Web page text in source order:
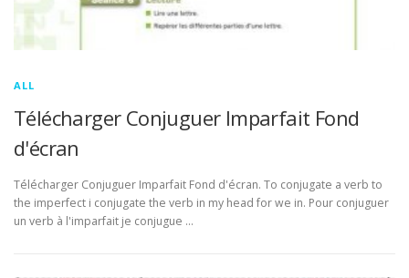
ALL
Télécharger Conjuguer Imparfait Fond
d'écran
Télécharger Conjuguer Imparfait Fond d'écran. To conjugate a verb to
the imperfect i conjugate the verb in my head for we in. Pour conjuguer
un verb à l'imparfait je conjugue …